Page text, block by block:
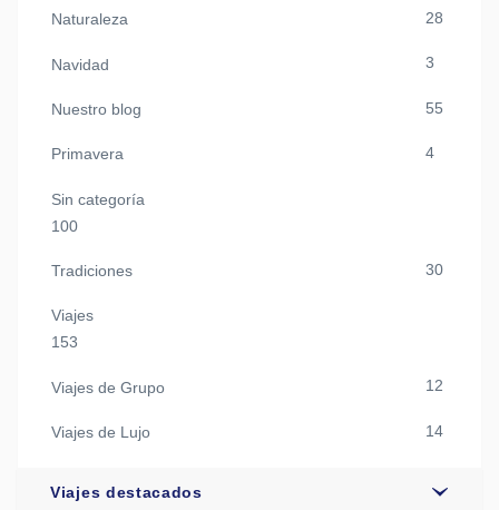
Naturaleza 28
Navidad 3
Nuestro blog 55
Primavera 4
Sin categoría
100
Tradiciones 30
Viajes
153
Viajes de Grupo 12
Viajes de Lujo 14
Viajes destacados